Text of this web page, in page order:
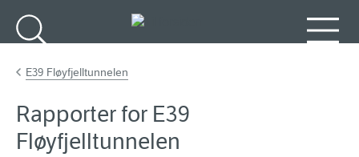
E39 Fløyfjelltunnelen
Rapporter for E39
Fløyfjelltunnelen